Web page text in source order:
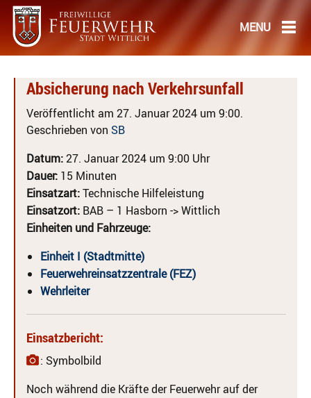
Absicherung nach Verkehrsunfall
Veröffentlicht am 27. Januar 2024 um 9:00.
Geschrieben von SB
Datum:27. Januar 2024 um 9:00 Uhr
Dauer: 15 Minuten
Einsatzart:Technische Hilfeleistung
Einsatzort: BAB – 1 Hasborn -> Wittlich
Einheiten und Fahrzeuge:
Einheit I (Stadtmitte)
Feuerwehreinsatzzentrale (FEZ)
Wehrleiter
Einsatzbericht:
: Symbolbild
Noch während die Kräfte der Feuerwehr auf der